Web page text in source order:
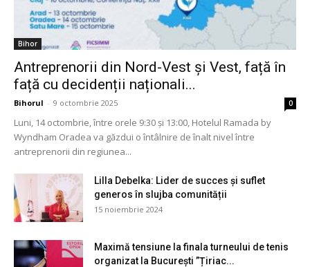
Bihor
Antreprenorii din Nord-Vest și Vest, față în
față cu decidenții naționali...
Bihorul - 9 octombrie 2025 0
Luni, 14 octombrie, între orele 9:30 și 13:00, Hotelul Ramada by
Wyndham Oradea va găzdui o întâlnire de înalt nivel între
antreprenorii din regiunea...
Lilla Debelka: Lider de succes și suflet
generos în slujba comunității
15 noiembrie 2024
Maximă tensiune la finala turneului de tenis
organizat la București ”Țiriac...